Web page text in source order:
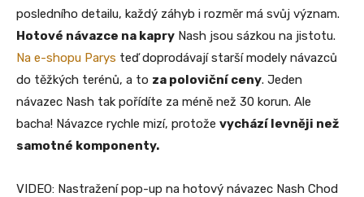
posledního detailu, každý záhyb i rozměr má svůj význam.
Hotové návazce na kapry Nash jsou sázkou na jistotu.
Na e-shopu Parys teď doprodávají starší modely návazců
do těžkých terénů, a to za poloviční ceny. Jeden
návazec Nash tak pořídíte za méně než 30 korun. Ale
bacha! Návazce rychle mizí, protože vychází levněji než
samotné komponenty.
VIDEO: Nastražení pop-up na hotový návazec Nash Chod